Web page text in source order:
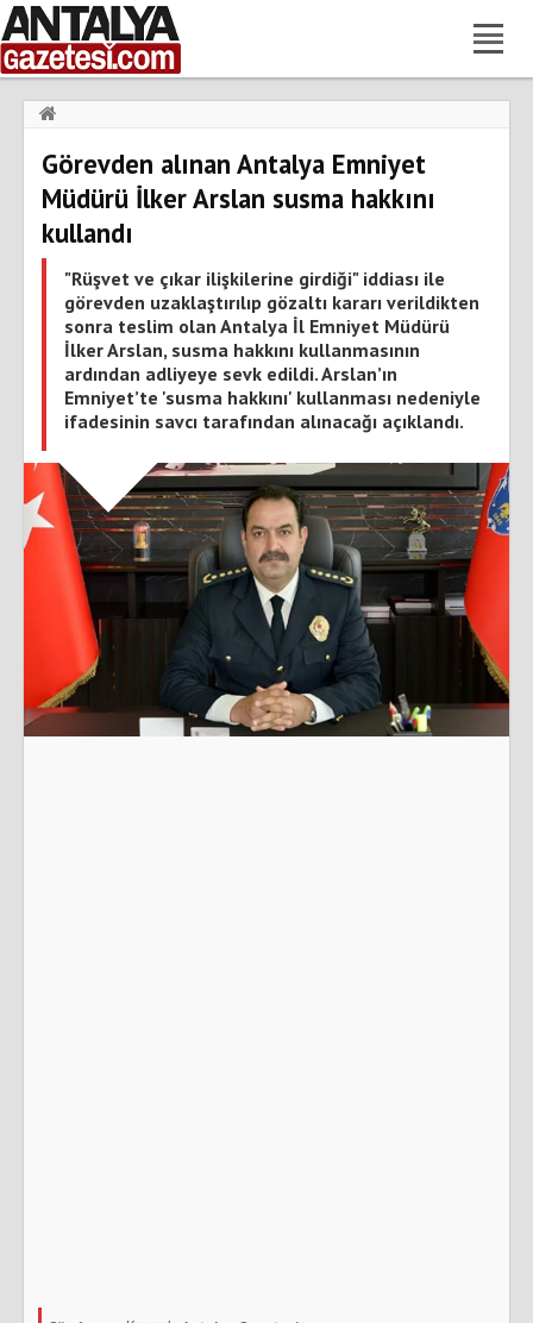
Görevden alınan Antalya Emniyet Müdürü İlker Arslan susma
hakkını kullandı
Görevden alınan Antalya Emniyet
Müdürü İlker Arslan susma hakkını
kullandı
"Rüşvet ve çıkar ilişkilerine girdiği" iddiası ile
görevden uzaklaştırılıp gözaltı kararı verildikten
sonra teslim olan Antalya İl Emniyet Müdürü
İlker Arslan, susma hakkını kullanmasının
ardından adliyeye sevk edildi. Arslan’ın
Emniyet’te 'susma hakkını' kullanması nedeniyle
ifadesinin savcı tarafından alınacağı açıklandı.